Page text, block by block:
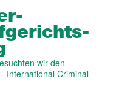
wir den
International Criminal